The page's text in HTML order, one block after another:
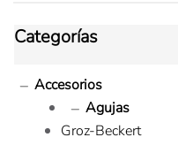
Categorías
Accesorios
Agujas
Groz-Beckert